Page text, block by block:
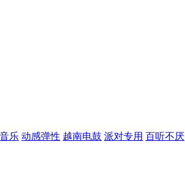
乐 动感弹性 越南电鼓 派对专用 百听不厌